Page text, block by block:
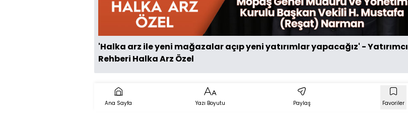
'Halka arz ile yeni mağazalar açıp yeni yatırımlar yapacağız' - Yatırımcı
Rehberi Halka Arz Özel
Ana Sayfa Yazı Boyutu Paylaş Favoriler